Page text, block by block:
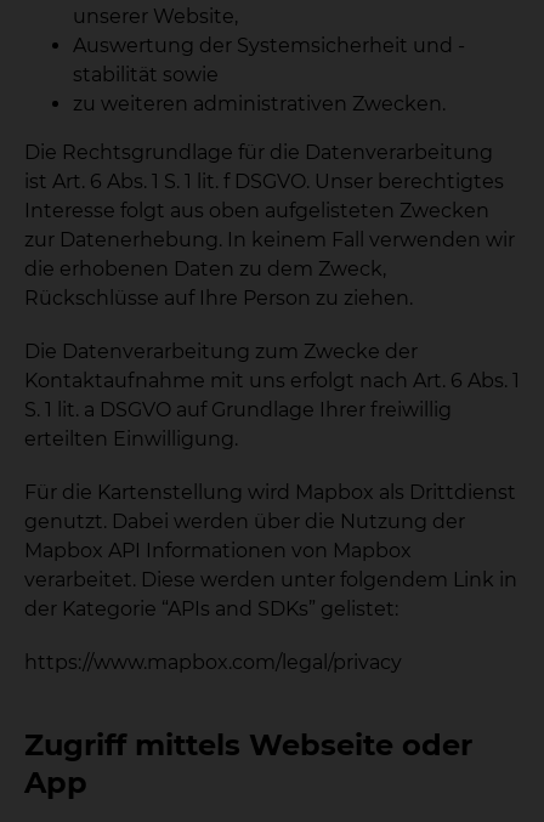
unserer Website,
Auswertung der Systemsicherheit und -
stabilität sowie
zu weiteren administrativen Zwecken.
Die Rechtsgrundlage für die Datenverarbeitung
ist Art. 6 Abs. 1 S. 1 lit. f DSGVO. Unser berechtigtes
Interesse folgt aus oben aufgelisteten Zwecken
zur Datenerhebung. In keinem Fall verwenden wir
die erhobenen Daten zu dem Zweck,
Rückschlüsse auf Ihre Person zu ziehen.
Die Datenverarbeitung zum Zwecke der
Kontaktaufnahme mit uns erfolgt nach Art. 6 Abs. 1
S. 1 lit. a DSGVO auf Grundlage Ihrer freiwillig
erteilten Einwilligung.
Für die Kartenstellung wird Mapbox als Drittdienst
genutzt. Dabei werden über die Nutzung der
Mapbox API Informationen von Mapbox
verarbeitet. Diese werden unter folgendem Link in
der Kategorie “APIs and SDKs” gelistet:
https://www.mapbox.com/legal/privacy
Zugriff mittels Webseite oder
App